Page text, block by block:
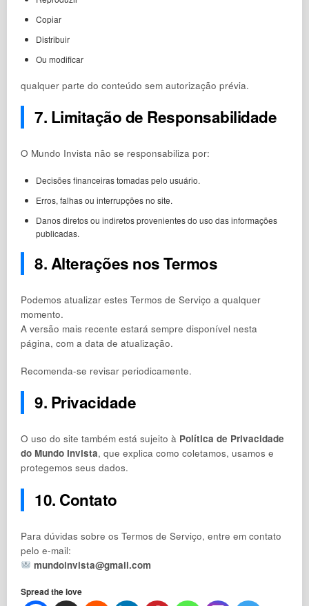
Copiar
Distribuir
Ou modificar
qualquer parte do conteúdo sem autorização prévia.
7. Limitação de Responsabilidade
O Mundo Invista não se responsabiliza por:
Decisões financeiras tomadas pelo usuário.
Erros, falhas ou interrupções no site.
Danos diretos ou indiretos provenientes do uso das informações
publicadas.
8. Alterações nos Termos
Podemos atualizar estes Termos de Serviço a qualquer
momento.
A versão mais recente estará sempre disponível nesta
página, com a data de atualização.
Recomenda-se revisar periodicamente.
9. Privacidade
O uso do site também está sujeito à Política de Privacidade
do Mundo Invista, que explica como coletamos, usamos e
protegemos seus dados.
10. Contato
Para dúvidas sobre os Termos de Serviço, entre em contato
pelo e-mail:
mundoinvista@gmail.com
Spread the love